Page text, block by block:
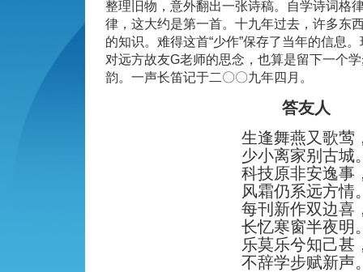
整理旧物，意外翻出一张诗稿。自学诗词格
律，这大约是第一首。十九年过去，许多东
的知识。难得这首“少作”保存了当年的信息
对远方故友G老师的思念，也算是留下一个
韵。一声长笛记于二〇〇九年四月。
答友人
生逢舞燕又歌莺
少小离家别古城
科技原非安逸事
风霜仍系远方情
每刊新作双边喜
长忆寒窗半夜明
乐莫乐兮知己甚
不辞学步赋新声